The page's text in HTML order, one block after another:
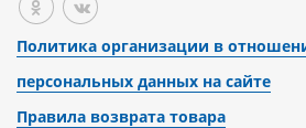
Политика организации в
персональных данных на сайте
Правила возврата товара